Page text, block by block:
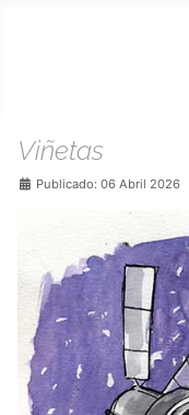
Viñetas
Detalles
Publicado: 06 Abril 2026